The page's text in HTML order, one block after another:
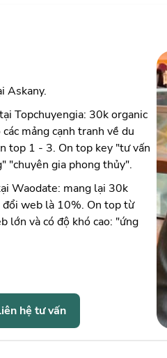
Askany.
Topchuyengia: 30k organic
mảng cạnh tranh về du
top 1 - 3. On top key "tư vấn
"chuyên gia phong thủy".
Waodate: mang lại 30k
đổi web là 10%. On top từ
lớn và có độ khó cao: "ứng
hệ tư vấn